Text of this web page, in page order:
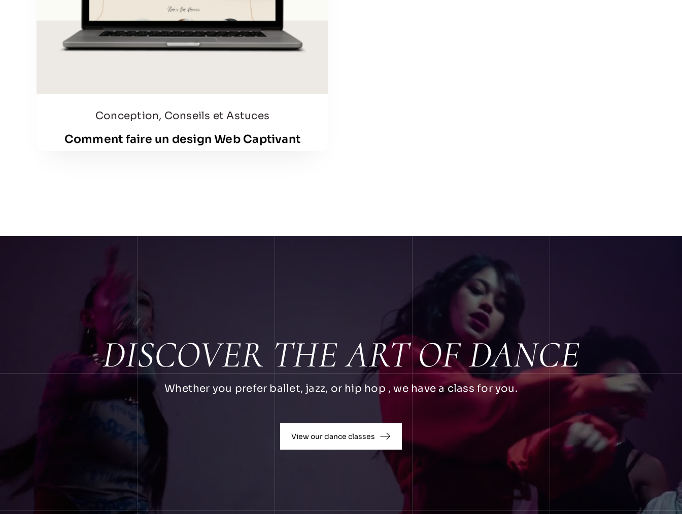
Conception, Conseils et Astuces
Comment faire un design Web Captivant
DISCOVER THE ART OF DANCE
Whether you prefer ballet, jazz, or hip hop , we have a class for you.
View our dance classes